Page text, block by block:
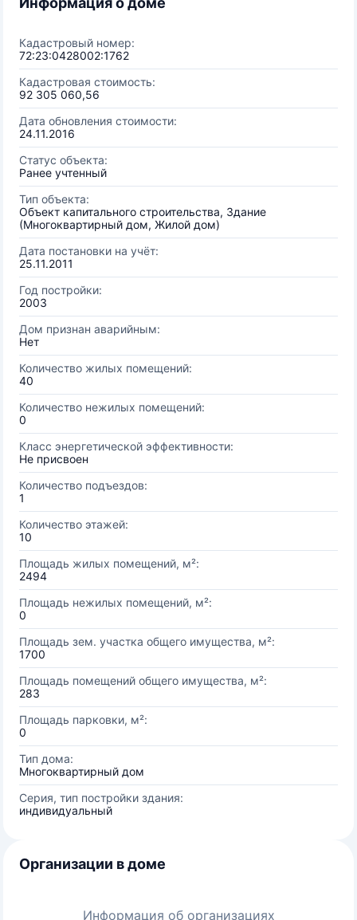
Кадастровый номер:
72:23:0428002:1762
Кадастровая стоимость:
92 305 060,56
Дата обновления стоимости:
24.11.2016
Статус объекта:
Ранее учтенный
Тип объекта:
Объект капитального строительства, Здание
(Многоквартирный дом, Жилой дом)
Дата постановки на учёт:
25.11.2011
Год постройки:
2003
Дом признан аварийным:
Нет
Количество жилых помещений:
40
Количество нежилых помещений:
0
Класс энергетической эффективности:
Не присвоен
Количество подъездов:
1
Количество этажей:
10
Площадь жилых помещений, м²:
2494
Площадь нежилых помещений, м²:
0
Площадь зем. участка общего имущества, м²:
1700
Площадь помещений общего имущества, м²:
283
Площадь парковки, м²:
0
Тип дома:
Многоквартирный дом
Серия, тип постройки здания:
индивидуальный
Организации в доме
Информация об организациях